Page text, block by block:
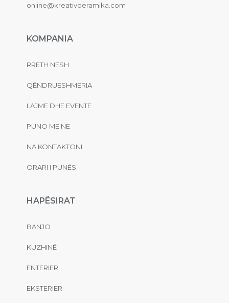
online@kreativqeramika.com
KOMPANIA
RRETH NESH
QËNDRUESHMËRIA
LAJME DHE EVENTE
PUNO ME NE
NA KONTAKTONI
ORARI I PUNËS
HAPËSIRAT
BANJO
KUZHINË
ENTERIER
EKSTERIER